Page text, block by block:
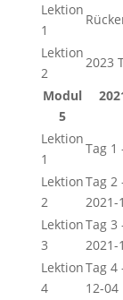
Lektion
1
Lektion
2
2023
Modul
5
Lektion
1
Tag 1
Lektion
2
Tag 2
2021-
Lektion
3
Tag 3
2021-
Lektion
4
Tag 4
12-04